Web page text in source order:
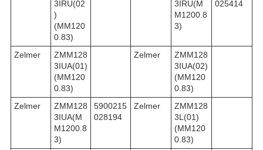
3IRU(02
)
(MM120
0.83)
3IRU(M
M1200.8
3)
025414
Zelmer
ZMM128
3IUA(01)
(MM120
0.83)
Zelmer
ZMM128
3IUA(02)
(MM120
0.83)
Zelmer
ZMM128
3IUA(M
M1200.8
3)
5900215
028194
Zelmer
ZMM128
3L(01)
(MM120
0.83)